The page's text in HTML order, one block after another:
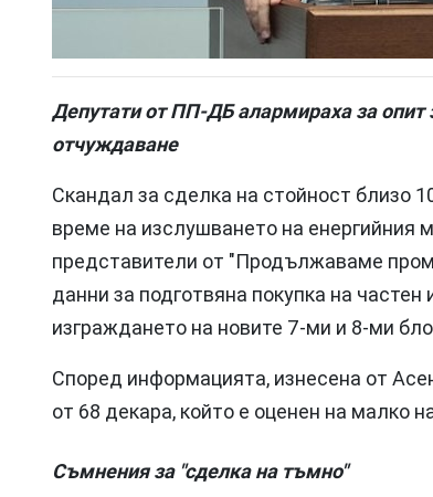
Депутати от ПП-ДБ алармираха за опит
отчуждаване
Скандал за сделка на стойност близо
време на изслушването на енергийния
представители от "Продължаваме
данни за подготвяна покупка на
изграждането на новите 7-ми и 8-ми
Според информацията, изнесена от
от 68 декара, който е оценен на малко
Съмнения за "сделка на тъмно"